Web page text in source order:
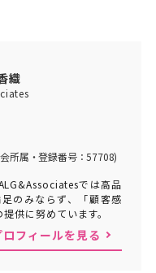
織
所属・登録番号：57708)
では高品
のみならず、「顧客感
供に努めています。
ロフィールを見る